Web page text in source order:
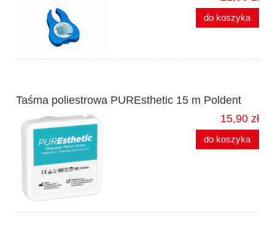
do koszyka
Taśma poliestrowa PUREsthetic 15 m Poldent
15,90 zł
do koszyka